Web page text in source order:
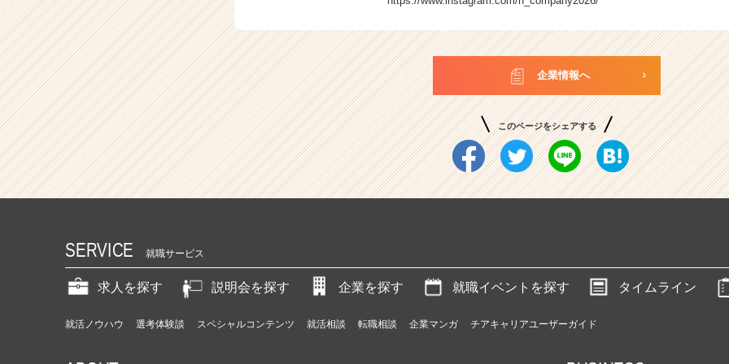
企業情報へ
このページをシェアする
SERVICE 就職サービス
求人を探す 説明会を探す 企業を探す 就職イベントを探す タイムライン
就活ノウハウ 選考体験談 スペシャルコンテンツ 就活相談 転職相談 企業マンガ チアキャリアユーザーガイド